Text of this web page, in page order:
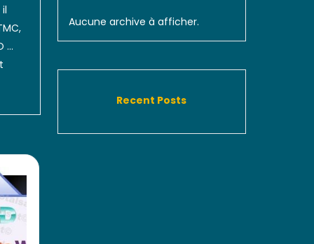
…
Aucune archive à afficher.
Recent Posts